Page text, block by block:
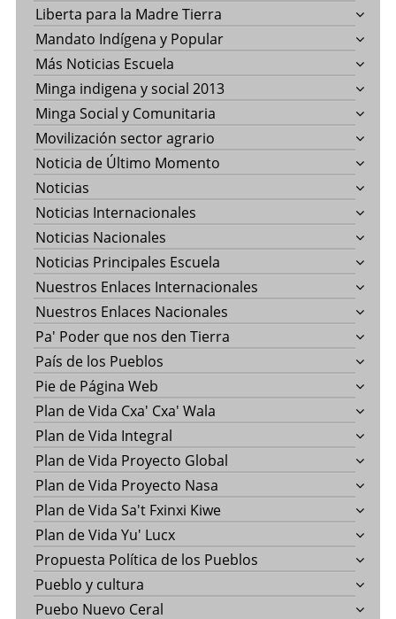
Liberta para la Madre Tierra
Mandato Indígena y Popular
Más Noticias Escuela
Minga indigena y social 2013
Minga Social y Comunitaria
Movilización sector agrario
Noticia de Último Momento
Noticias
Noticias Internacionales
Noticias Nacionales
Noticias Principales Escuela
Nuestros Enlaces Internacionales
Nuestros Enlaces Nacionales
Pa' Poder que nos den Tierra
País de los Pueblos
Pie de Página Web
Plan de Vida Cxa' Cxa' Wala
Plan de Vida Integral
Plan de Vida Proyecto Global
Plan de Vida Proyecto Nasa
Plan de Vida Sa't Fxinxi Kiwe
Plan de Vida Yu' Lucx
Propuesta Política de los Pueblos
Pueblo y cultura
Puebo Nuevo Ceral